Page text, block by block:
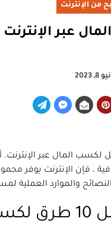
من الإنترنت
2023
لكسب المال عبر